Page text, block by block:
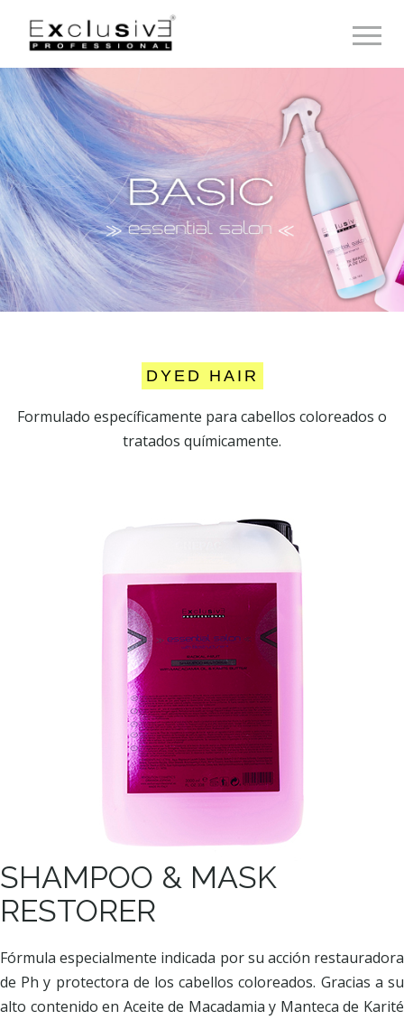
DYED HAIR
Formulado específicamente para cabellos coloreados o
tratados químicamente.
SHAMPOO & MASK
RESTORER
Fórmula especialmente indicada por su acción restauradora
de Ph y protectora de los cabellos coloreados. Gracias a su
alto contenido en Aceite de Macadamia y Manteca de Karité